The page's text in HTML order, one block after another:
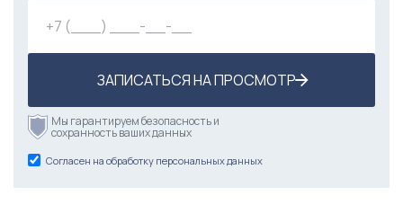
ЗАПИСАТЬСЯ НА ПРОСМОТР
Мы гарантируем безопасность и
сохранность ваших данных
Согласен на обработку персональных данных